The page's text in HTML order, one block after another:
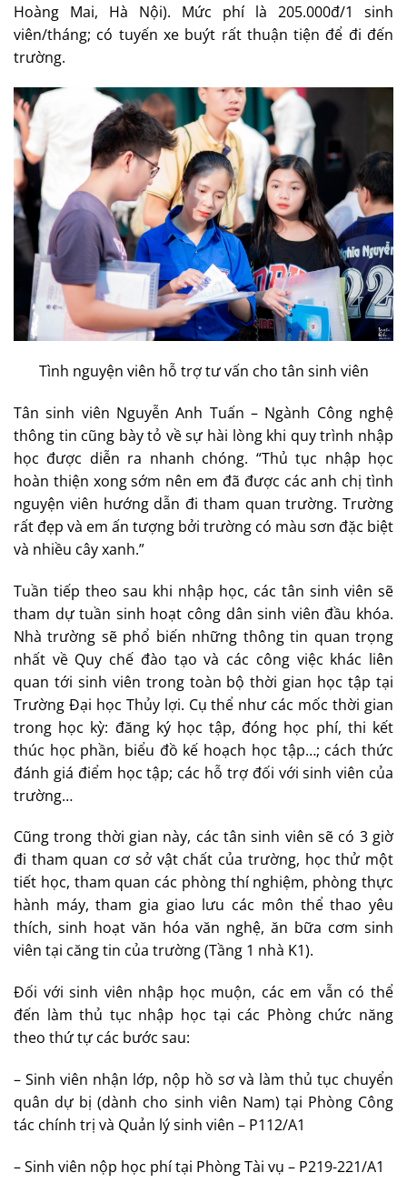
Hoàng Mai, Hà Nội). Mức phí là 205.000đ/1 sinh
viên/tháng; có tuyến xe buýt rất thuận tiện để đi đến
trường.
Tình nguyện viên hỗ trợ tư vấn cho tân sinh viên
Tân sinh viên Nguyễn Anh Tuấn – Ngành Công nghệ
thông tin cũng bày tỏ về sự hài lòng khi quy trình nhập
học được diễn ra nhanh chóng. “Thủ tục nhập học
hoàn thiện xong sớm nên em đã được các anh chị tình
nguyện viên hướng dẫn đi tham quan trường. Trường
rất đẹp và em ấn tượng bởi trường có màu sơn đặc biệt
và nhiều cây xanh.”
Tuần tiếp theo sau khi nhập học, các tân sinh viên sẽ
tham dự tuần sinh hoạt công dân sinh viên đầu khóa.
Nhà trường sẽ phổ biến những thông tin quan trọng
nhất về Quy chế đào tạo và các công việc khác liên
quan tới sinh viên trong toàn bộ thời gian học tập tại
Trường Đại học Thủy lợi. Cụ thể như các mốc thời gian
trong học kỳ: đăng ký học tập, đóng học phí, thi kết
thúc học phần, biểu đồ kế hoạch học tập…; cách thức
đánh giá điểm học tập; các hỗ trợ đối với sinh viên của
trường…
Cũng trong thời gian này, các tân sinh viên sẽ có 3 giờ
đi tham quan cơ sở vật chất của trường, học thử một
tiết học, tham quan các phòng thí nghiệm, phòng thực
hành máy, tham gia giao lưu các môn thể thao yêu
thích, sinh hoạt văn hóa văn nghệ, ăn bữa cơm sinh
viên tại căng tin của trường (Tầng 1 nhà K1).
Đối với sinh viên nhập học muộn, các em vẫn có thể
đến làm thủ tục nhập học tại các Phòng chức năng
theo thứ tự các bước sau:
– Sinh viên nhận lớp, nộp hồ sơ và làm thủ tục chuyển
quân dự bị (dành cho sinh viên Nam) tại Phòng Công
tác chính trị và Quản lý sinh viên – P112/A1
– Sinh viên nộp học phí tại Phòng Tài vụ – P219-221/A1